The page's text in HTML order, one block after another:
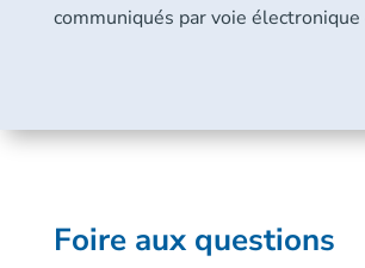
communiqués par voie électronique
Foire aux questions